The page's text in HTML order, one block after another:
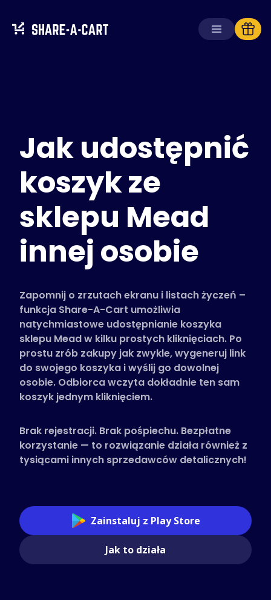
Rozwiązania
Dla konsumentów
Dla szkół
Dla firm
ZdobądźPlus+
Zaloguj się
Obsługiwane sklepy
Często zadawane pytania
Poradniki
Polski (Polish)
Jak udostępnić
koszyk ze
sklepu Mead
innej osobie
Zapomnij o zrzutach ekranu i listach życzeń –
funkcja Share-A-Cart umożliwia
natychmiastowe udostępnianie koszyka
sklepu Mead w kilku prostych kliknięciach. Po
prostu zrób zakupy jak zwykle, wygeneruj link
do swojego koszyka i wyślij go dowolnej
osobie. Odbiorca wczyta dokładnie ten sam
koszyk jednym kliknięciem.
Brak rejestracji. Brak pośpiechu. Bezpłatne
korzystanie — to rozwiązanie działa również z
tysiącami innych sprzedawców detalicznych!
Zainstaluj z Play Store
Jak to działa